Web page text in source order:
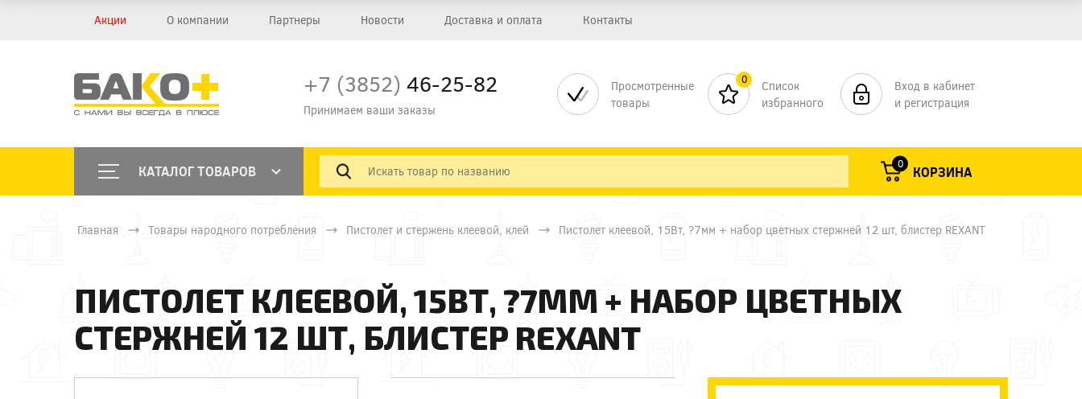
Акции О компании Партнеры Новости Доставка и оплата Контакты
+7 (3852) 46-25-82
Принимаем ваши заказы
Просмотренные
товары
0
Список
избранного
Вход в кабинет
и регистрация
КАТАЛОГ ТОВАРОВ 0 КОРЗИНА
Главная Товары народного потребления Пистолет и стержень клеевой, клей Пистолет клеевой, 15Вт, ?7мм + набор цветных стержней 12 шт, блистер REXANT
ПИСТОЛЕТ КЛЕЕВОЙ, 15ВТ, ?7ММ + НАБОР ЦВЕТНЫХ
СТЕРЖНЕЙ 12 ШТ, БЛИСТЕР REXANT